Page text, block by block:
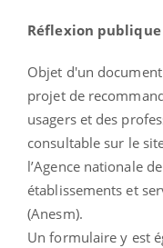
Réflexion publique
Objet d'un
projet de
usagers et des
consultable sur le
l’Agence nationale
établissements et
(Anesm).
Un formulaire y est